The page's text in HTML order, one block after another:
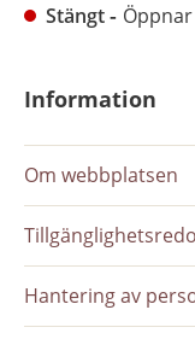
Stängt
Information
Om webbplatsen
Hantering av